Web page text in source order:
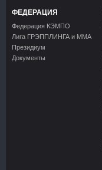
ФЕДЕРАЦИЯ
Федерация КЭМПО
Лига ГРЭППЛИНГА и ММА
Президиум
Документы